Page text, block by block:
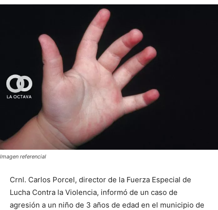
Imagen referencial
Crnl. Carlos Porcel, director de la Fuerza Especial de
Lucha Contra la Violencia, informó de un caso de
agresión a un niño de 3 años de edad en el municipio de